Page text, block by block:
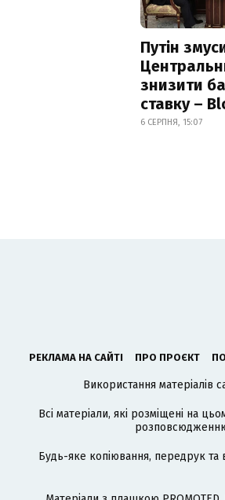
Путін
знизити
ставку –
6 СЕРПНЯ, 15:07
РЕКЛАМА НА САЙТІ ПРО ПРОЄКТ
Використання матеріалів
Всі матеріали, які розміщені на
розповсюдженню
Будь-яке копіювання, передрук та